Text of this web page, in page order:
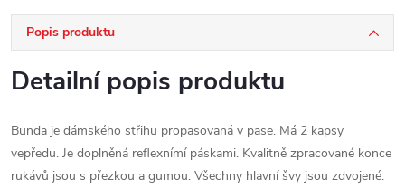
Popis produktu
Detailní popis produktu
Bunda je dámského střihu propasovaná v pase. Má 2 kapsy
vepředu. Je doplněná reflexnímí páskami. Kvalitně zpracované konce
rukávů jsou s přezkou a gumou. Všechny hlavní švy jsou zdvojené.